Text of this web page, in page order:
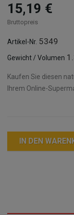
15,19 €
Bruttopreis
Artikel-Nr. 5349
Gewicht / Volumen
Kaufen Sie diesen
Ihrem Online-
IN DEN